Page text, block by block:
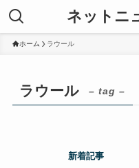
ネットニ
ホーム ラウール
ラウール – tag –
新着記事